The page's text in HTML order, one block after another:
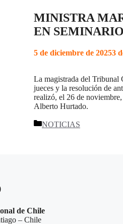
MINISTRA
EN
5 de diciembre de 20253
La magistrada del Tribunal
jueces y la resolución de
realizó, el 26 de
Alberto Hurtado.
Categorías
NOTICIAS
de Chile
– Chile